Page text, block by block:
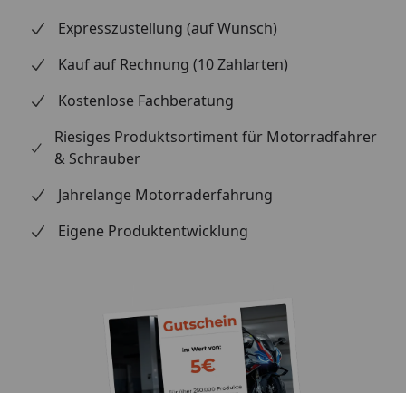
Expresszustellung (auf Wunsch)
Kauf auf Rechnung (10 Zahlarten)
Kostenlose Fachberatung
Riesiges Produktsortiment für Motorradfahrer
& Schrauber
Jahrelange Motorraderfahrung
Eigene Produktentwicklung